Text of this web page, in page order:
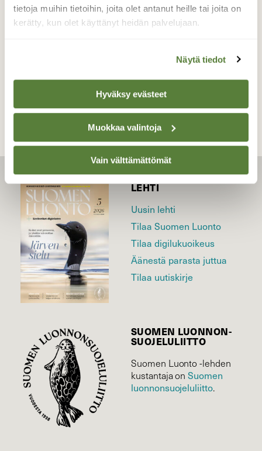
tietoja muihin tietoihin, joita olet antanut heille tai joita on
kerätty, kun olet käyttänyt heidän palvelujaan.
Näytä tiedot
Hyväksy evästeet
Muokkaa valintoja
Vain välttämättömät
Valokuvaaja: Martti Valtonen, Pesäkallion ls. alue
Lahti 4.11.2018
TAKAISIN LISTAAN
LEHTI
Uusin lehti
Tilaa Suomen Luonto
Tilaa digilukuoikeus
Äänestä parasta juttua
Tilaa uutiskirje
SUOMEN LUONNON­
SUOJELU­LIITTO
Suomen Luonto -lehden
kustantaja onSuomen
luonnonsuojelu­liitto.